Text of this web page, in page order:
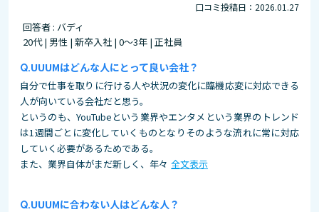
口コミ投稿日：2026.01.27
回答者 : バディ
20代 | 男性 | 新卒入社 | 0～3年 | 正社員
UUUMはどんな人にとって良い会社？
自分で仕事を取りに行ける人や状況の変化に臨機応変に対応できる
人が向いている会社だと思う。
というのも、YouTubeという業界やエンタメという業界のトレンド
は1週間ごとに変化していくものとなりそのような流れに常に対応
していく必要があるためである。
また、業界自体がまだ新しく、年々 全文表示
UUUMに合わない人はどんな人？